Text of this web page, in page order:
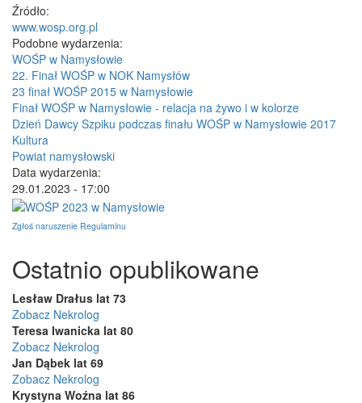
Źródło:
www.wosp.org.pl
Podobne wydarzenia:
WOŚP w Namysłowie
22. Finał WOŚP w NOK Namysłów
23 finał WOŚP 2015 w Namysłowie
Finał WOŚP w Namysłowie - relacja na żywo i w kolorze
Dzień Dawcy Szpiku podczas finału WOŚP w Namysłowie 2017
Kultura
Powiat namysłowski
Data wydarzenia:
29.01.2023 - 17:00
Zgłoś naruszenie Regulaminu
Ostatnio opublikowane
Lesław Drałus lat 73
Zobacz Nekrolog
Teresa Iwanicka lat 80
Zobacz Nekrolog
Jan Dąbek lat 69
Zobacz Nekrolog
Krystyna Woźna lat 86